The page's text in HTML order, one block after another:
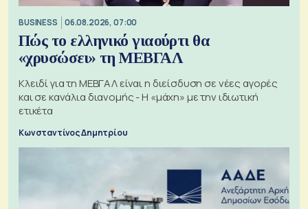
BUSINESS 06.08.2026, 07:00
Πώς το ελληνικό γιαούρτι θα
«χρυσώσει» τη ΜΕΒΓΑΛ
Κλειδί για τη ΜΕΒΓΑΛ είναι η διείσδυση σε νέες αγορές
και σε κανάλια διανομής - Η «μάχη» με την ιδιωτική
ετικέτα
Κωνσταντίνος Δημητρίου